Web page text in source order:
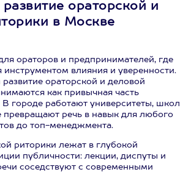
ораторской и
в Москве
ораторов и предпринимателей, где
инструментом влияния и уверенности.
развитие ораторской и деловой
как привычная часть
В городе работают университеты,
превращают речь в навык для любого
до топ-менеджмента.
риторики лежат в глубокой
публичности: лекции, диспуты и
соседствуют с современными